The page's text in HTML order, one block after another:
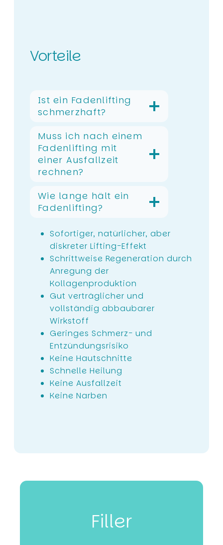
Vorteile
Ist ein Fadenlifting
schmerzhaft?
Muss ich nach einem
Fadenlifting mit
einer Ausfallzeit
rechnen?
Wie lange hält ein
Fadenlifting?
Sofortiger, natürlicher, aber
diskreter Lifting-Effekt
Schrittweise Regeneration durch
Anregung der
Kollagenproduktion
Gut verträglicher und
vollständig abbaubarer
Wirkstoff
Geringes Schmerz- und
Entzündungsrisiko
Keine Hautschnitte
Schnelle Heilung
Keine Ausfallzeit
Keine Narben
Filler